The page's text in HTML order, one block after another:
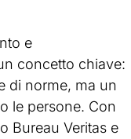
e
concetto chiave:
di norme, ma un
le persone. Con
Bureau Veritas e